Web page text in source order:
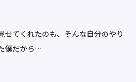
せてくれたのも、そんな自分のやり
僕だから…